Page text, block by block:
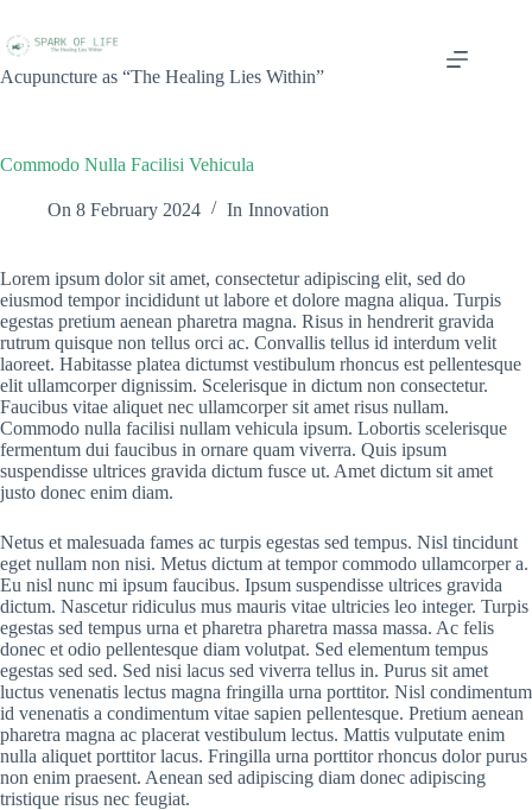
Acupuncture as “The Healing Lies Within”
Commodo Nulla Facilisi Vehicula
On 8 February 2024 In Innovation
Lorem ipsum dolor sit amet, consectetur adipiscing elit, sed do
eiusmod tempor incididunt ut labore et dolore magna aliqua. Turpis
egestas pretium aenean pharetra magna. Risus in hendrerit gravida
rutrum quisque non tellus orci ac. Convallis tellus id interdum velit
laoreet. Habitasse platea dictumst vestibulum rhoncus est pellentesque
elit ullamcorper dignissim. Scelerisque in dictum non consectetur.
Faucibus vitae aliquet nec ullamcorper sit amet risus nullam.
Commodo nulla facilisi nullam vehicula ipsum. Lobortis scelerisque
fermentum dui faucibus in ornare quam viverra. Quis ipsum
suspendisse ultrices gravida dictum fusce ut. Amet dictum sit amet
justo donec enim diam.
Netus et malesuada fames ac turpis egestas sed tempus. Nisl tincidunt
eget nullam non nisi. Metus dictum at tempor commodo ullamcorper a.
Eu nisl nunc mi ipsum faucibus. Ipsum suspendisse ultrices gravida
dictum. Nascetur ridiculus mus mauris vitae ultricies leo integer. Turpis
egestas sed tempus urna et pharetra pharetra massa massa. Ac felis
donec et odio pellentesque diam volutpat. Sed elementum tempus
egestas sed sed. Sed nisi lacus sed viverra tellus in. Purus sit amet
luctus venenatis lectus magna fringilla urna porttitor. Nisl condimentum
id venenatis a condimentum vitae sapien pellentesque. Pretium aenean
pharetra magna ac placerat vestibulum lectus. Mattis vulputate enim
nulla aliquet porttitor lacus. Fringilla urna porttitor rhoncus dolor purus
non enim praesent. Aenean sed adipiscing diam donec adipiscing
tristique risus nec feugiat.